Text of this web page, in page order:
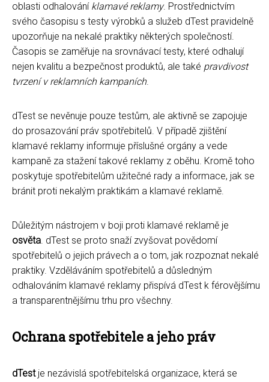
oblasti odhalování klamavé reklamy. Prostřednictvím
svého časopisu s testy výrobků a služeb dTest pravidelně
upozorňuje na nekalé praktiky některých společností.
Časopis se zaměřuje na srovnávací testy, které odhalují
nejen kvalitu a bezpečnost produktů, ale také pravdivost
tvrzení v reklamních kampaních.
dTest se nevěnuje pouze testům, ale aktivně se zapojuje
do prosazování práv spotřebitelů. V případě zjištění
klamavé reklamy informuje příslušné orgány a vede
kampaně za stažení takové reklamy z oběhu. Kromě toho
poskytuje spotřebitelům užitečné rady a informace, jak se
bránit proti nekalým praktikám a klamavé reklamě.
Důležitým nástrojem v boji proti klamavé reklamě je
osvěta. dTest se proto snaží zvyšovat povědomí
spotřebitelů o jejich právech a o tom, jak rozpoznat nekalé
praktiky. Vzděláváním spotřebitelů a důsledným
odhalováním klamavé reklamy přispívá dTest k férovějšímu
a transparentnějšímu trhu pro všechny.
Ochrana spotřebitele a jeho práv
dTestje nezávislá spotřebitelská organizace, která se